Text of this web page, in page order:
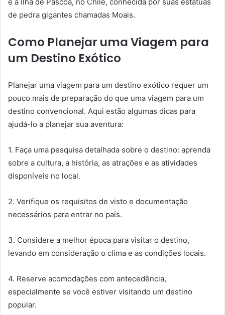
de pedra gigantes chamadas Moais.
Como Planejar uma Viagem para
um Destino Exótico
Planejar uma viagem para um destino exótico requer um
pouco mais de preparação do que uma viagem para um
destino convencional. Aqui estão algumas dicas para
ajudá-lo a planejar sua aventura:
1. Faça uma pesquisa detalhada sobre o destino: aprenda
sobre a cultura, a história, as atrações e as atividades
disponíveis no local.
2. Verifique os requisitos de visto e documentação
necessários para entrar no país.
3. Considere a melhor época para visitar o destino,
levando em consideração o clima e as condições locais.
4. Reserve acomodações com antecedência,
especialmente se você estiver visitando um destino
popular.